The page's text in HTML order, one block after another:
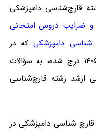
قارچ‌شناسی دامپزشکی
ضرایب دروس امتحانی
شناسی دامپزشکی که در
دفترچه ثبت نام کارشناسی ارشد ۱۴۰۵ درج شده، به سؤالات
ارشد رشته قارچ‌شناسی
‌شناسی دامپزشکی در